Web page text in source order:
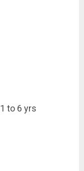
1 to 6 yrs